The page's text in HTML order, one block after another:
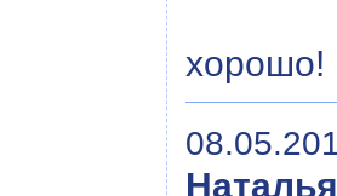
хорошо!
Наталья